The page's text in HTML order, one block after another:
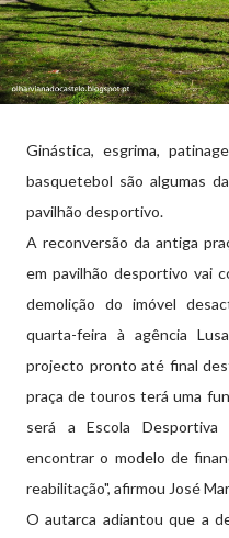
Ginástica, esgrima,
basquetebol são algumas
pavilhão desportivo.
A reconversão da antiga
em pavilhão desportivo vai
demolição do imóvel
quarta-feira à agência
projecto pronto até final
praça de touros terá uma
será a Escola Desportiva
encontrar o modelo de
reabilitação", afirmou José
O autarca adiantou que a